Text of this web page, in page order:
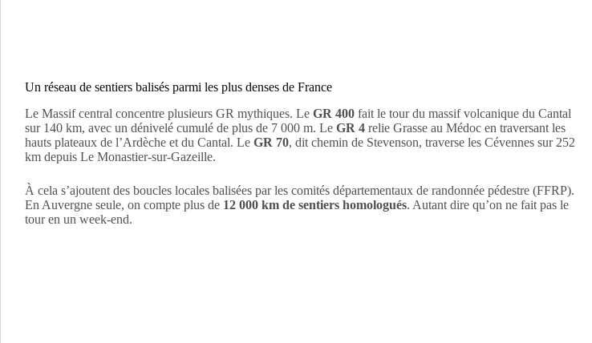
Un réseau de sentiers balisés parmi les plus denses de France
Le Massif central concentre plusieurs GR mythiques. Le GR 400 fait le tour du massif volcanique du Cantal
sur 140 km, avec un dénivelé cumulé de plus de 7 000 m. Le GR 4 relie Grasse au Médoc en traversant les
hauts plateaux de l’Ardèche et du Cantal. Le GR 70, dit chemin de Stevenson, traverse les Cévennes sur 252
km depuis Le Monastier-sur-Gazeille.
À cela s’ajoutent des boucles locales balisées par les comités départementaux de randonnée pédestre (FFRP).
En Auvergne seule, on compte plus de 12 000 km de sentiers homologués. Autant dire qu’on ne fait pas le
tour en un week-end.